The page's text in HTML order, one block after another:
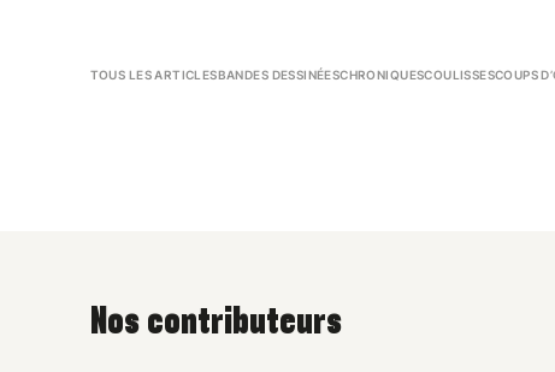
TOUS LES ARTICLESBANDES DESSINÉESCHRONIQUESCOULISSESCOUPS
Nos contributeurs